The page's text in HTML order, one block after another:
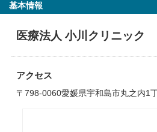
基本情報
医療法人 小川クリニック
アクセス
〒798-0060愛媛県宇和島市丸之内1